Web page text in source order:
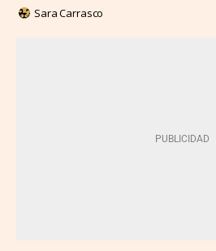
Sara Carrasco